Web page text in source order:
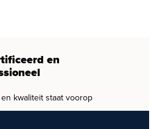
en
kwaliteit staat voorop